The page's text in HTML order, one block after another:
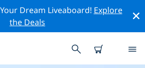
Dream Liveaboard! Explore
the Deals